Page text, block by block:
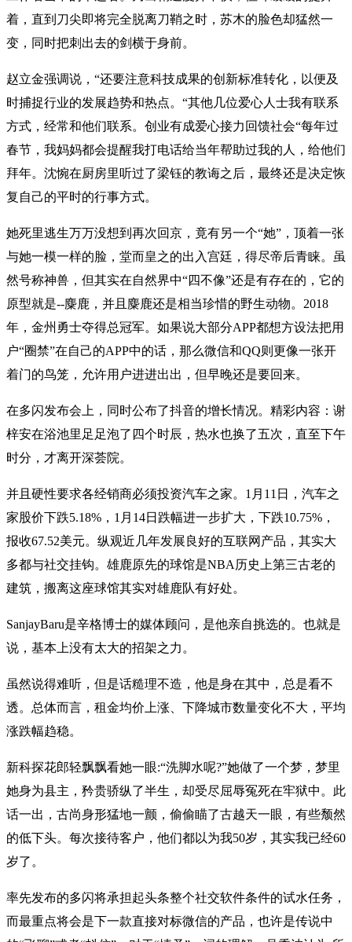
着，直到刀尖即将完全脱离刀鞘之时，苏木的脸色却猛然一
变，同时把刺出去的剑横于身前。
赵立金强调说，“还要注意科技成果的创新标准转化，以便及
时捕捉行业的发展趋势和热点。“其他几位爱心人士我有联系
方式，经常和他们联系。创业有成爱心接力回馈社会“每年过
春节，我妈妈都会提醒我打电话给当年帮助过我的人，给他们
拜年。沈惋在厨房里听过了梁钰的教诲之后，最终还是决定恢
复自己的平时的行事方式。
她死里逃生万万没想到再次回京，竟有另一个“她”，顶着一张
与她一模一样的脸，堂而皇之的出入宫廷，得尽帝后青睐。虽
然号称神兽，但其实在自然界中“四不像”还是有存在的，它的
原型就是--麋鹿，并且麋鹿还是相当珍惜的野生动物。2018
年，金州勇士夺得总冠军。如果说大部分APP都想方设法把用
户“圈禁”在自己的APP中的话，那么微信和QQ则更像一张开
着门的鸟笼，允许用户进进出出，但早晚还是要回来。
在多闪发布会上，同时公布了抖音的增长情况。精彩内容：谢
梓安在浴池里足足泡了四个时辰，热水也换了五次，直至下午
时分，才离开深荟院。
并且硬性要求各经销商必须投资汽车之家。1月11日，汽车之
家股价下跌5.18%，1月14日跌幅进一步扩大，下跌10.75%，
报收67.52美元。纵观近几年发展良好的互联网产品，其实大
多都与社交挂钩。雄鹿原先的球馆是NBA历史上第三古老的
建筑，搬离这座球馆其实对雄鹿队有好处。
SanjayBaru是辛格博士的媒体顾问，是他亲自挑选的。也就是
说，基本上没有太大的招架之力。
虽然说得难听，但是话糙理不造，他是身在其中，总是看不
透。总体而言，租金均价上涨、下降城市数量变化不大，平均
涨跌幅趋稳。
新科探花郎轻飘飘看她一眼:“洗脚水呢?”她做了一个梦，梦里
她身为县主，矜贵骄纵了半生，却受尽屈辱冤死在牢狱中。此
话一出，古尚身形猛地一颤，偷偷瞄了古越天一眼，有些颓然
的低下头。每次接待客户，他们都以为我50岁，其实我已经60
岁了。
率先发布的多闪将承担起头条整个社交软件条件的试水任务，
而最重点将会是下一款直接对标微信的产品，也许是传说中